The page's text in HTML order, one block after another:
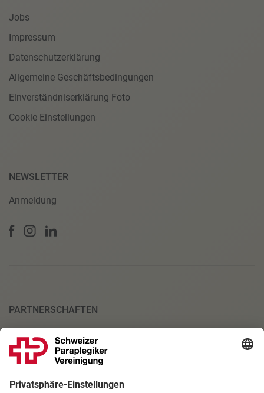
Jobs
Impressum
Datenschutzerklärung
Allgemeine Geschäftsbedingungen
Einverständniserklärung Foto
Cookie Einstellungen
NEWSLETTER
Anmeldung
PARTNERSCHAFTEN